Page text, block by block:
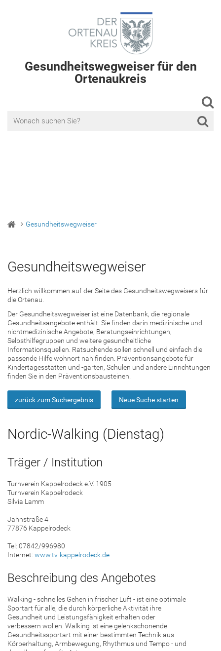
Gesundheitswegweiser für den
Ortenaukreis
Gesundheitswegweiser
Gesundheitswegweiser
Herzlich willkommen auf der Seite des Gesundheitswegweisers für
die Ortenau.
Der Gesundheitswegweiser ist eine Datenbank, die regionale
Gesundheitsangebote enthält. Sie finden darin medizinische und
nichtmedizinische Angebote, Beratungseinrichtungen,
Selbsthilfegruppen und weitere gesundheitliche
Informationsquellen. Ratsuchende sollen schnell und einfach die
passende Hilfe wohnort nah finden. Präventionsangebote für
Kindertagesstätten und -gärten, Schulen und andere Einrichtungen
finden Sie in den Präventionsbausteinen.
zurück zum Suchergebnis Neue Suche starten
Nordic-Walking (Dienstag)
Träger / Institution
Turnverein Kappelrodeck e.V. 1905
Turnverein Kappelrodeck
Silvia Lamm
Jahnstraße 4
77876 Kappelrodeck
Tel: 07842/996980
Internet: www.tv-kappelrodeck.de
Beschreibung des Angebotes
Walking - schnelles Gehen in frischer Luft - ist eine optimale
Sportart für alle, die durch körperliche Aktivität ihre
Gesundheit und Leistungsfähigkeit erhalten oder
verbessern wollen. Walking ist eine gelenkschonende
Gesundheitssportart mit einer bestimmten Technik aus
Körperhaltung, Armbewegung, Rhythmus und Tempo - und